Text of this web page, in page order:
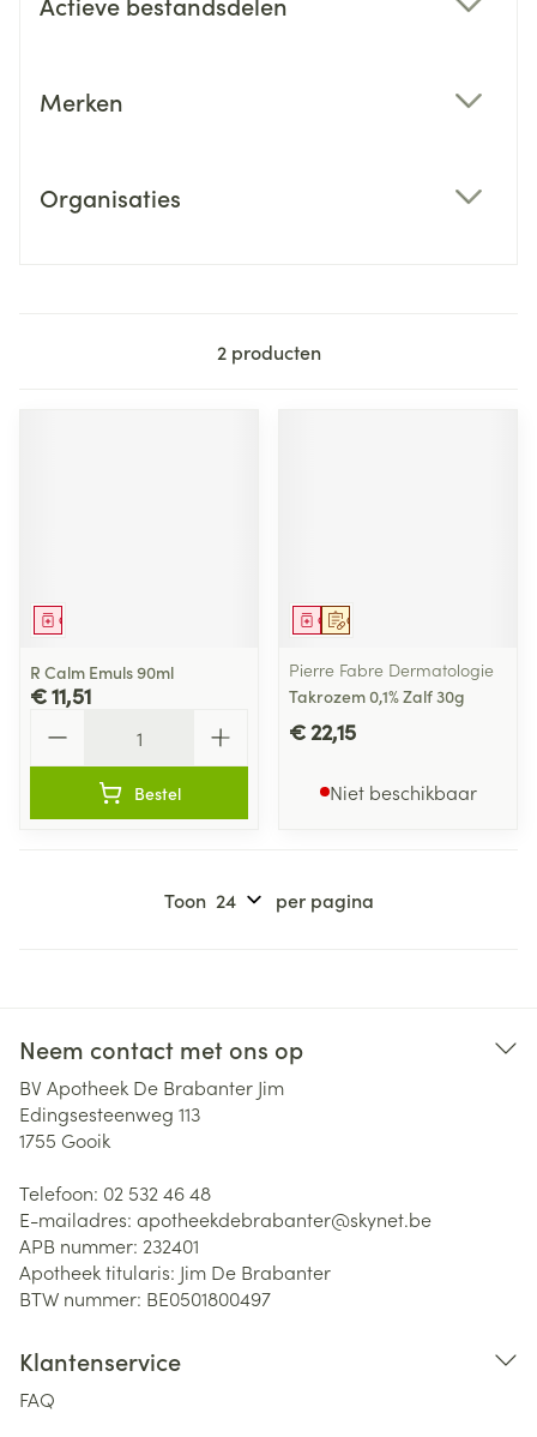
Merken
Organisaties
2producten
Geneesmiddel
R Calm Emuls 90ml
€ 11,51
Bestel
Op voorschrift
Geneesmiddel
Pierre Fabre Dermatologie
Takrozem 0,1% Zalf 30g
€ 22,15
Niet beschikbaar
Toon per pagina
Neem contact met ons op
BV Apotheek De Brabanter Jim
Edingsesteenweg 113
1755 Gooik
Telefoon: 02 532 46 48
E-mailadres: apotheekdebrabanter@skynet.be
APB nummer: 232401
Apotheek titularis: Jim De Brabanter
BTW nummer: BE0501800497
Klantenservice
FAQ